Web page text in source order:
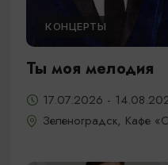
КОНЦЕРТЫ
Ты моя мелодия
17.07.2026 -
Зеленоградск, Кафе